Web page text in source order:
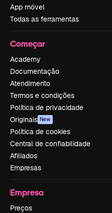
App móvel
Todas as ferramentas
Começar
Academy
Documentação
Atendimento
Termos e condições
Política de privacidade
Originais New
Política de cookies
Central de confiabilidade
Afiliados
Empresas
Empresa
Preços